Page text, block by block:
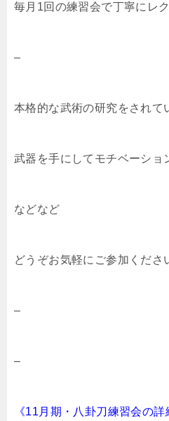
毎月1回の練習会で丁寧にレ
–
本格的な武術の研究をされて
武器を手にしてモチベーショ
などなど
どうぞお気軽にご参加くださ
–
–
《11月期・八卦刀練習会の詳